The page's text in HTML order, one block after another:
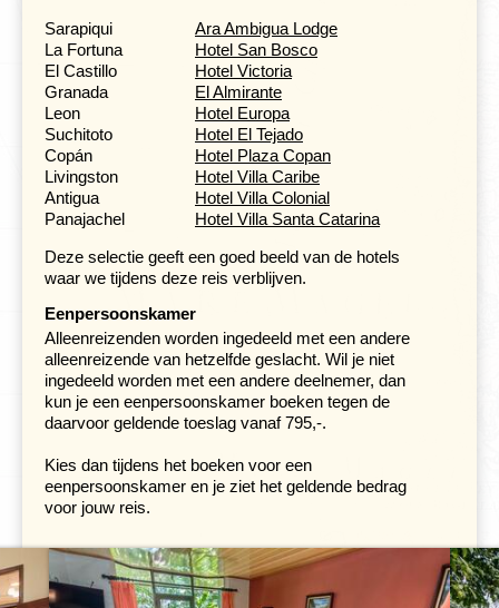
Handelsrijkdom Granada
Dag 8. El Castillo - Boca Sábalos - Granada
Dag 9. Granada
We verlaten El Castillo en gaan per privéboot naar Boca
Sábalos. Hier worden we opgehaald en rijden we per
bus door het laagland van Nicaragua, met name door de
naar Granada, een stad vol historie.
Vanwege de strategische ligging aan het meer was
Sarapiqui
Ara Ambigua Lodge
La Fortuna
Hotel San Bosco
El Castillo
Hotel Victoria
Granada
El Almirante
Leon
Hotel Europa
Suchitoto
Hotel El Tejado
Copán
Hotel Plaza Copan
Livingston
Hotel Villa Caribe
Antigua
Hotel Villa Colonial
Panajachel
Hotel Villa Santa Catarina
Deze selectie geeft een goed beeld van de hotels
waar we tijdens deze reis verblijven.
Eenpersoonskamer
Alleenreizenden worden ingedeeld met een andere
alleenreizende van hetzelfde geslacht. Wil je niet
ingedeeld worden met een andere deelnemer, dan
kun je een eenpersoonskamer boeken tegen de
daarvoor geldende toeslag vanaf 795,-.
Kies dan tijdens het boeken voor een
eenpersoonskamer en je ziet het geldende bedrag
voor jouw reis.